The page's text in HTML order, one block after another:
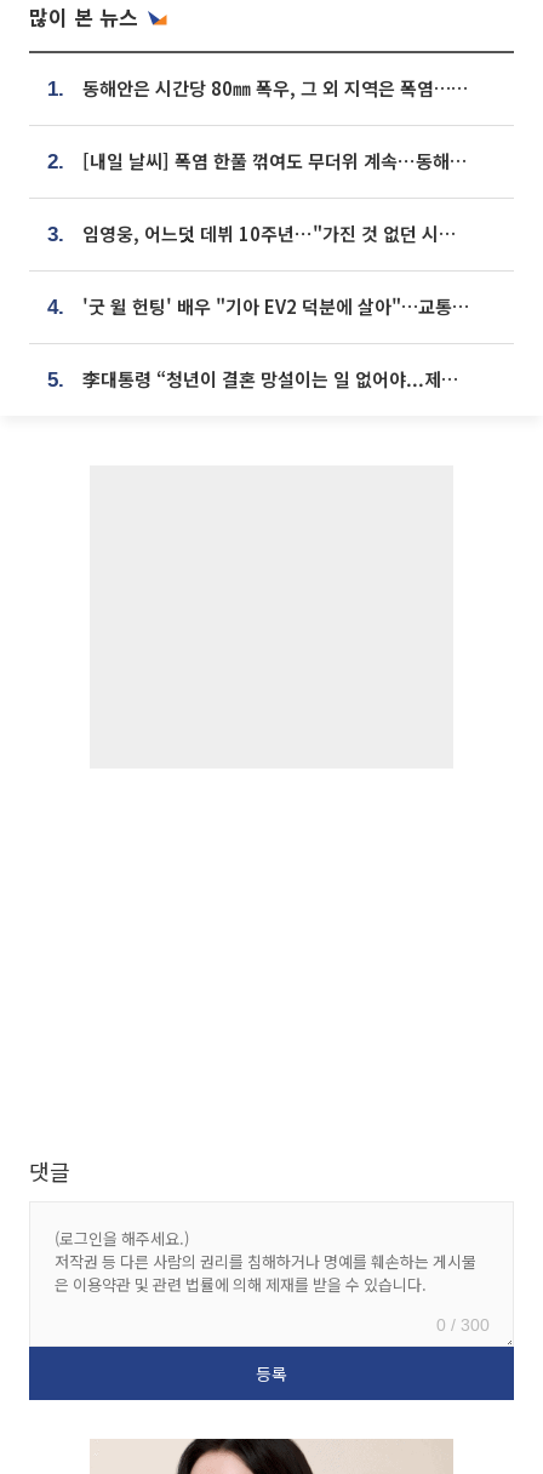
많이 본 뉴스
1. 동해안은 시간당 80㎜ 폭우, 그 외 지역은 폭염…‘극과 극 날씨’
2. [내일 날씨] 폭염 한풀 꺾여도 무더위 계속⋯동해안 이틀 연속 비
3. 임영웅, 어느덧 데뷔 10주년⋯"가진 것 없던 시절, 내 앞엔 20명의 팬뿐"
4. '굿 윌 헌팅' 배우 "기아 EV2 덕분에 살아"…교통사고 후 안전성 극찬
5. 李대통령 “청년이 결혼 망설이는 일 없어야...제도상 불이익 조사”
댓글
0 / 300